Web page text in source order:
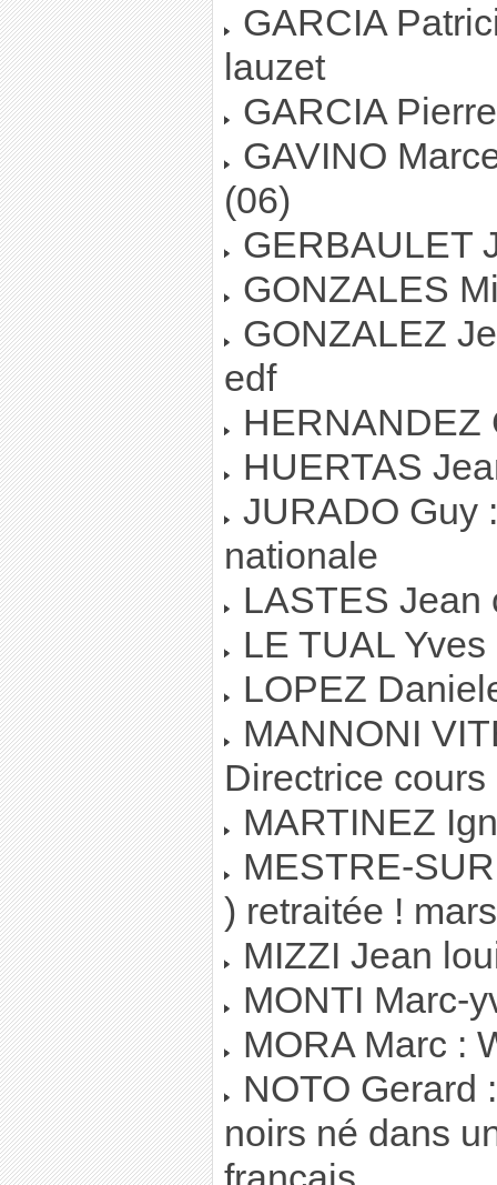
GARCIA
lauzet
GARCIA
GAVINO
(06)
GERBAULET
GONZALES
GONZALEZ
edf
HERNANDEZ
HUERTAS
JURADO Guy
nationale
LASTES Jean
LE TUAL Yves
LOPEZ
MANNONI
Directrice
MARTINEZ
MESTRE-
) retraitée !
MIZZI Jean
MONTI Marc-
MORA Marc :
NOTO Gerard
noirs né dans